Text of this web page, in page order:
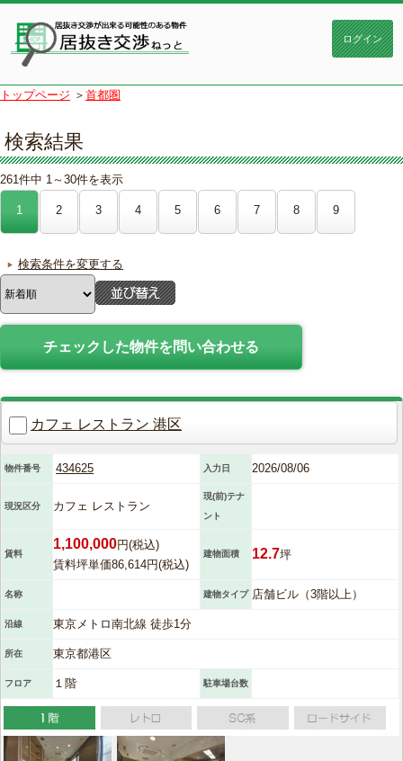
トップページ ＞ 首都圏
検索結果
261件中 1～30件を表示
1 2 3 4 5 6 7 8 9
検索条件を変更する
カフェ レストラン 港区
物件番号 434625 入力日 2026/08/06
現況区分 カフェ レストラン
現(前)テナ
ント
賃料
1,100,000円(税込)
賃料坪単価86,614円(税込)
建物面積 12.7坪
名称 建物タイプ 店舗ビル（3階以上）
沿線 東京メトロ南北線 徒歩1分
所在 東京都港区
フロア １階 駐車場台数